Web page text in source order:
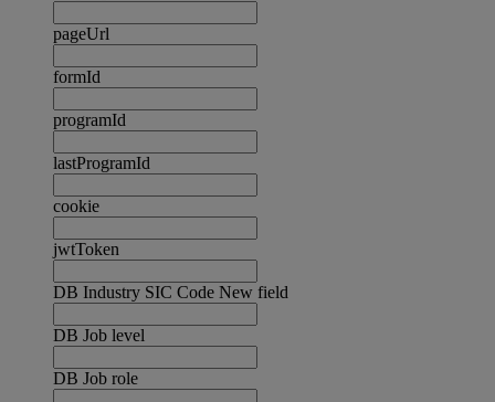
pageUrl
formId
programId
lastProgramId
cookie
jwtToken
DB Industry SIC Code New field
DB Job level
DB Job role